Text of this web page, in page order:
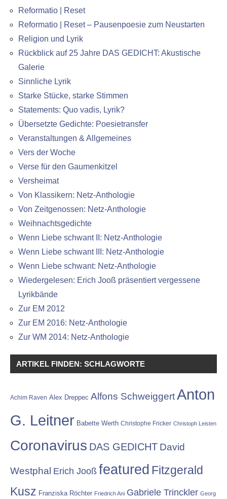
Reformatio | Reset
Reformatio | Reset – Pausenpoesie zum Neustarten
Religion und Lyrik
Rückblick auf 25 Jahre DAS GEDICHT: Akustische
Galerie
Sinnliche Lyrik
Starke Stücke, starke Stimmen
Statements: Quo vadis, Lyrik?
Übersetzte Gedichte: Poesietransfer
Veranstaltungen & Allgemeines
Vers der Woche
Verse für den Gaumenkitzel
Versheimat
Von Klassikern: Netz-Anthologie
Von Zeitgenossen: Netz-Anthologie
Weihnachtsgedichte
Wenn Liebe schwant II: Netz-Anthologie
Wenn Liebe schwant III: Netz-Anthologie
Wenn Liebe schwant: Netz-Anthologie
Wiedergelesen: Erich Jooß präsentiert vergessene
Lyrikbände
Zur EM 2012
Zur EM 2016: Netz-Anthologie
Zur WM 2014: Netz-Anthologie
ARTIKEL FINDEN: SCHLAGWORTE
Achim Raven Alex Dreppec Alfons SchweiggertAnton
G. Leitner Babette Werth Christophe Fricker Christoph Leisten
Coronavirus DAS GEDICHT David
Westphal Erich Jooß featured Fitzgerald
Kusz Franziska Röchter Friedrich Ani Gabriele Trinckler Georg